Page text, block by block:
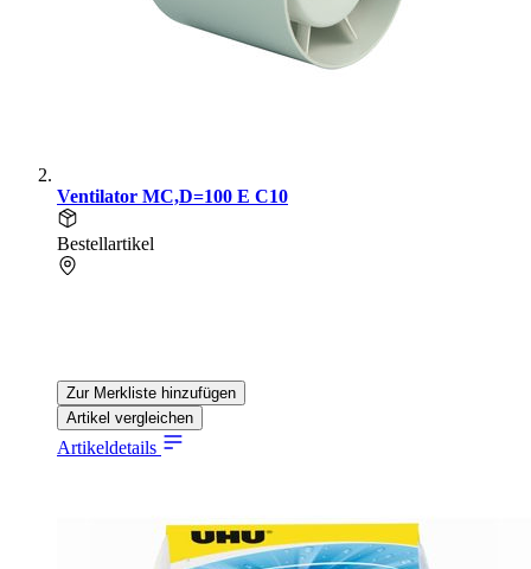
Ventilator MC,D=100 E C10
Bestellartikel
Zur Merkliste hinzufügen
Artikel vergleichen
Artikeldetails